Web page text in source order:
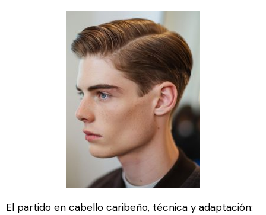
El partido en cabello caribeño, técnica y adaptación: